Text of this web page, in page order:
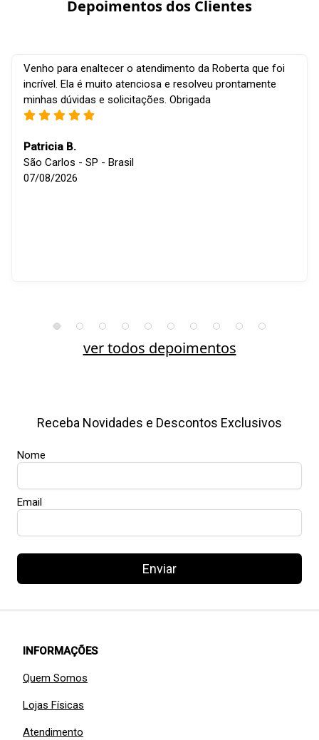
Depoimentos dos Clientes
Venho para enaltecer o atendimento da Roberta que foi
incrível. Ela é muito atenciosa e resolveu prontamente
minhas dúvidas e solicitações. Obrigada
Patricia B.
São Carlos - SP - Brasil
07/08/2026
ver todos depoimentos
Receba Novidades e Descontos Exclusivos
Nome
Email
Enviar
INFORMAÇÕES
Quem Somos
Lojas Físicas
Atendimento